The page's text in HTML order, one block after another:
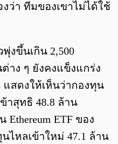
ว่า ทีมของเขาไม่ได้ใช้
พุ่งขึ้นเกิน 2,500
าง ๆ ยังคงแข็งแกร่ง
แสดงให้เห็นว่ากองทุน
ข้าสุทธิ 48.8 ล้าน
ETF ของ
ไหลเข้าใหม่ 47.1 ล้าน